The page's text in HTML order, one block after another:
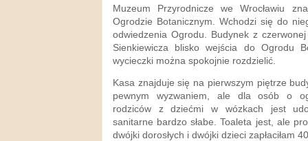
Muzeum Przyrodnicze we Wrocławiu
Ogrodzie Botanicznym. Wchodzi się do
odwiedzenia Ogrodu. Budynek z
Sienkiewicza blisko wejścia do Ogrodu
wycieczki można spokojnie rozdzielić.
Kasa znajduje się na pierwszym piętrze
pewnym wyzwaniem, ale dla osób o
rodziców z dziećmi w wózkach jest
sanitarne bardzo słabe. Toaleta jest, ale
dwójki dorosłych i dwójki dzieci zapłaciłam